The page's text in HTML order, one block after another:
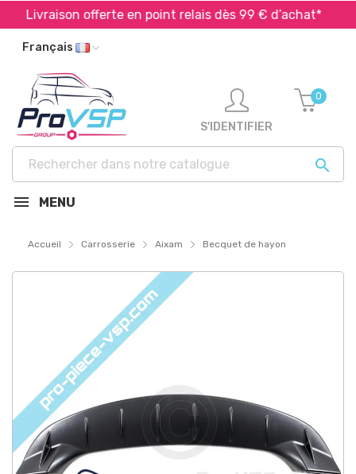
Livraison offerte en point relais dès 99 € d’achat*
Français

S'IDENTIFIER
0
MENU
Accueil Carrosserie Aixam Becquet de hayon